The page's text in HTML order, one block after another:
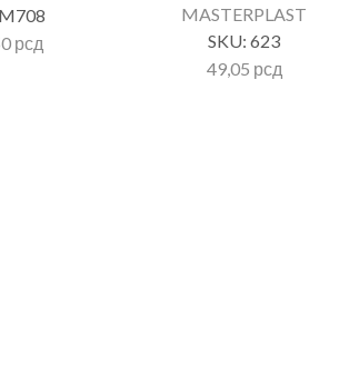
M708
рсд
MASTERPLAST
SKU:623
49,05 рсд